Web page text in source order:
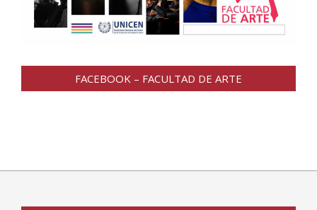
FACEBOOK – FACULTAD DE ARTE